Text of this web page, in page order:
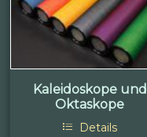
Kaleidoskope und
Oktaskope
Details